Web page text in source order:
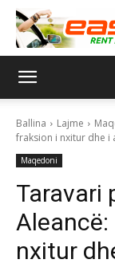
Ballina Lajme
fraksion i nxitur dhe i
Maqedoni
Taravari
nxitur